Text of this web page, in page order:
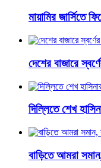
মায়ামির জার্সিতে
দেশের বাজারে
দিল্লিতে শেখ
বাড়িতে আমরা